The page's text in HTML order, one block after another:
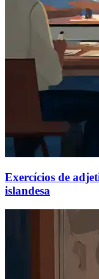
Exercícios de
islandesa